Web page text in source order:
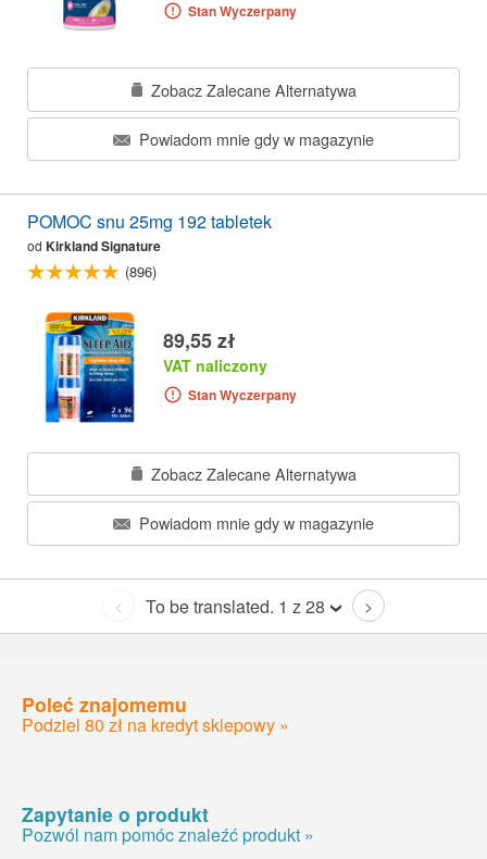
Stan Wyczerpany
Zobacz Zalecane Alternatywa
Powiadom mnie gdy w magazynie
POMOC snu 25mg 192 tabletek
od Kirkland Signature
(896)
89,55 zł
VAT naliczony
Stan Wyczerpany
Zobacz Zalecane Alternatywa
Powiadom mnie gdy w magazynie
< To be translated. 1 z 28 >
Poleć znajomemu
Podziel 80 zł na kredyt sklepowy »
Zapytanie o produkt
Pozwól nam pomóc znaleźć produkt »